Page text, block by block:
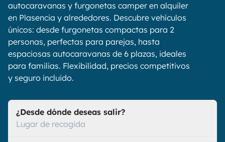
autocaravanas y furgonetas camper en alquiler
en Plasencia y alrededores. Descubre vehículos
únicos: desde furgonetas compactas para 2
personas, perfectas para parejas, hasta
espaciosas autocaravanas de 6 plazas, ideales
para familias. Flexibilidad, precios competitivos
y seguro incluido.
¿Desde dónde deseas salir?
Lugar de recogida